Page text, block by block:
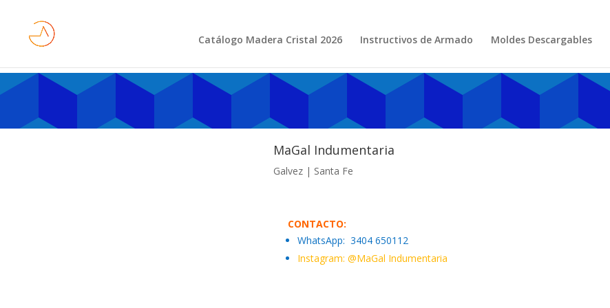
Catálogo Madera Cristal 2026 Instructivos de Armado Moldes Descargables
MaGal Indumentaria
Galvez | Santa Fe
CONTACTO:
WhatsApp: 3404 650112
Instagram: @MaGal Indumentaria